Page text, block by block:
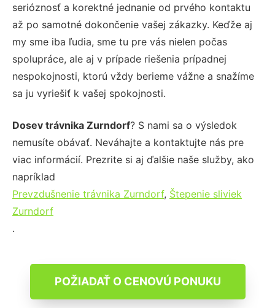
serióznosť a korektné jednanie od prvého kontaktu
až po samotné dokončenie vašej zákazky. Keďže aj
my sme iba ľudia, sme tu pre vás nielen počas
spolupráce, ale aj v prípade riešenia prípadnej
nespokojnosti, ktorú vždy berieme vážne a snažíme
sa ju vyriešiť k vašej spokojnosti.
Dosev trávnika Zurndorf? S nami sa o výsledok
nemusíte obávať. Neváhajte a kontaktujte nás pre
viac informácií. Prezrite si aj ďalšie naše služby, ako
napríklad
Prevzdušnenie trávnika Zurndorf, Štepenie sliviek
Zurndorf
.
POŽIADAŤ O CENOVÚ PONUKU